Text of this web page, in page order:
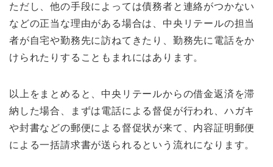
ただし、他の手段によっては債務者と連絡がつかない
などの正当な理由がある場合は、中央リテールの担当
者が自宅や勤務先に訪ねてきたり、勤務先に電話をか
けられたりすることもまれにはあります。
以上をまとめると、中央リテールからの借金返済を滞
納した場合、まずは電話による督促が行われ、ハガキ
や封書などの郵便による督促状が来て、内容証明郵便
による一括請求書が送られるという流れになります。